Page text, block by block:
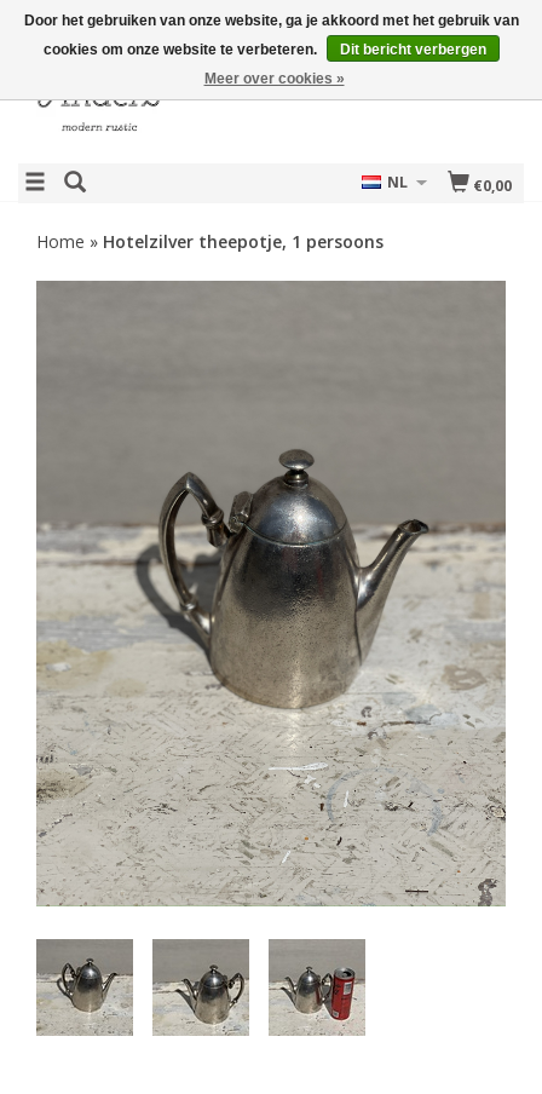
€0,00
NL
Home » Hotelzilver theepotje, 1 persoons
Door het gebruiken van onze website, ga je akkoord met het gebruik van
cookies om onze website te verbeteren.
Dit bericht verbergen
Meer over cookies »